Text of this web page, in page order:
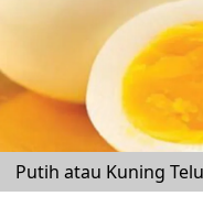
Putih atau Kuning